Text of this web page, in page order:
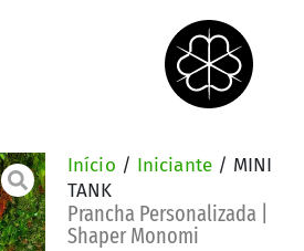
Início / Iniciante/ MINI
TANK
Prancha Personalizada |
Shaper Monomi